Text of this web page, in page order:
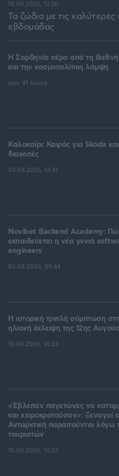
Τα ζώδια με τις
εβδομάδας
10.08.2026, 12:30
Η Σαρδηνία πέρα από τη
και την κοσμοπολίτικη λάμψη
πριν 41 λεπτά
Καλοκαίρι: Καιρός για Skoda και
διακοπές
03.08.2026, 13:41
Novibet Backend Academy:
εκπαιδεύεται η νέα γενιά
engineers
05.08.2026, 09:44
Η ιστορική τριπλή σύμπτωση
ηλιακή έκλειψη της 12ης
10.08.2026, 10:23
«Έβλεπαν παγετώνες να
και χειροκροτούσαν»: Ξεναγοί
Ανταρκτική παραιτούνται λόγω
τουριστών
10.08.2026, 10:23